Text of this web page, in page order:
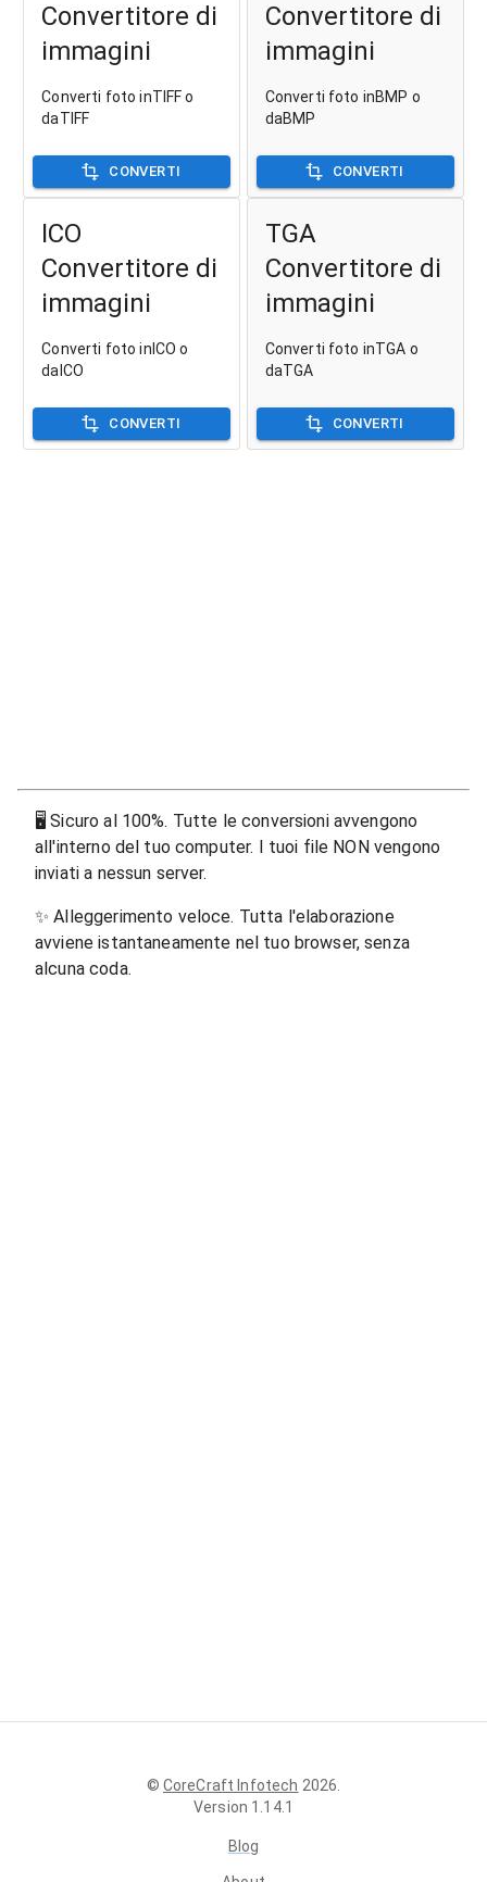
Convertitore di
immagini
Converti foto inTIFF o
daTIFF
CONVERTI
Convertitore di
immagini
Converti foto inBMP o
daBMP
CONVERTI
ICO
Convertitore di
immagini
Converti foto inICO o
daICO
CONVERTI
TGA
Convertitore di
immagini
Converti foto inTGA o
daTGA
CONVERTI
🖥Sicuro al 100%. Tutte le conversioni avvengono
all'interno del tuo computer. I tuoi file NON vengono
inviati a nessun server.
✨Alleggerimento veloce. Tutta l'elaborazione
avviene istantaneamente nel tuo browser, senza
alcuna coda.
© CoreCraft Infotech 2026
Version 1.14.1
Blog